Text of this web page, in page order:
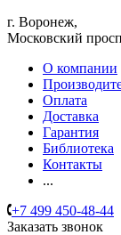
г. Воронеж,
​Московский
О компании
Оплата
Доставка
Гарантия
Библиотека
Контакты
...
+7 499 450-48-44
Заказать звонок